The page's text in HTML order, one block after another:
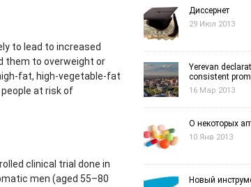
to lead to increased
them to overweight or
fat, high-vegetable-fat
at risk of
clinical trial done in
men (aged 55–80
Диссернет
29 Июл 2013
Yerevan
consistent
16 Мар 2013
О некоторых
10 Янв 2013
Новый